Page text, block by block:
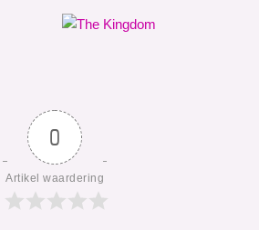
0
Artikel waardering